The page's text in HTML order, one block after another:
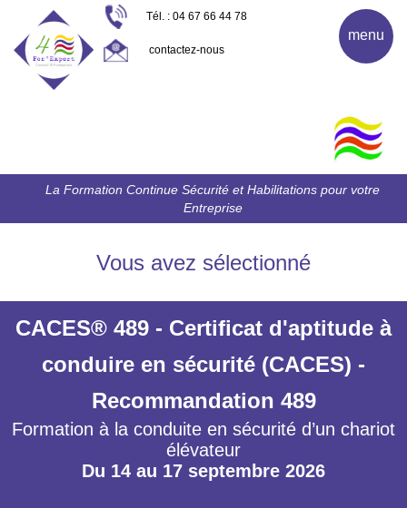
Tél. : 04 67 66 44 78
contactez-nous
La Formation Continue Sécurité et Habilitations pour votre
Entreprise
menu
Vous avez sélectionné
CACES® 489 - Certificat d'aptitude à
conduire en sécurité (CACES) -
Recommandation 489
Formation à la conduite en sécurité d’un chariot
élévateur
Du 14 au 17 septembre 2026